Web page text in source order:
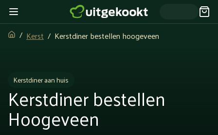
Kerst Kerstdiner bestellen hoogeveen
Kerstdiner aan huis
Kerstdiner bestellen
Hoogeveen